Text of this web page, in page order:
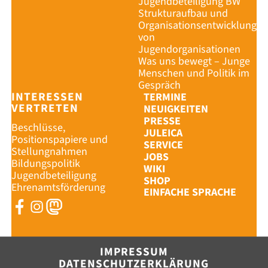
Strukturaufbau und
Organisationsentwicklung
von
Jugendorganisationen
Was uns bewegt – Junge
Menschen und Politik im
Gespräch
INTERESSEN
VERTRETEN
Beschlüsse,
Positionspapiere und
Stellungnahmen
Bildungspolitik
Jugendbeteiligung
Ehrenamtsförderung
TERMINE
NEUIGKEITEN
PRESSE
JULEICA
SERVICE
JOBS
WIKI
SHOP
EINFACHE SPRACHE
IMPRESSUM
DATENSCHUTZERKLÄRUNG